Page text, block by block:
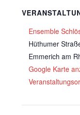
Ensemble
Hüthumer
Emmerich am
Google Karte